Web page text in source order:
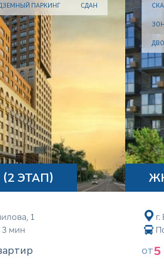
ПАРКИНГ СДАН
ЭТАП)
1
3 мин
от5
Privacy notice